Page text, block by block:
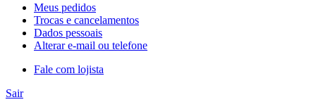
Meus pedidos
Trocas e cancelamentos
Dados pessoais
Alterar e-mail ou telefone
Fale com lojista
Sair